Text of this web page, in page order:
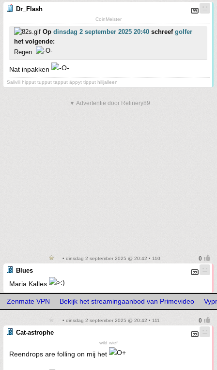
Dr_Flash
CoinMeister
Op dinsdag 2 september 2025 20:40 schreef golfer
het volgende:
Regen.
Nat inpakken
Salivili hipput tupput tapput äppyt tipput hilijalleen
▼ Advertentie door Refinery89
• dinsdag 2 september 2025 @ 20:42 • 110
Blues
Maria Kalles
Zenmate VPN Bekijk het streamingaanbod van Primevideo
• dinsdag 2 september 2025 @ 20:42 • 111
Cat-astrophe
wild wief
Reendrops are folling on mij het